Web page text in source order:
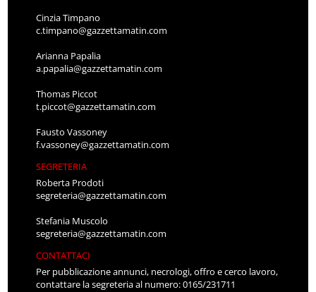
Cinzia Timpano
c.timpano@gazzettamatin.com
Arianna Papalia
a.papalia@gazzettamatin.com
Thomas Piccot
t.piccot@gazzettamatin.com
Fausto Vassoney
f.vassoney@gazzettamatin.com
SEGRETERIA
Roberta Prodoti
segreteria@gazzettamatin.com
Stefania Muscolo
segreteria@gazzettamatin.com
CONTATTACI
Per pubblicazione annunci, necrologi, offro e cerco lavoro,
contattare la segreteria al numero: 0165/231711